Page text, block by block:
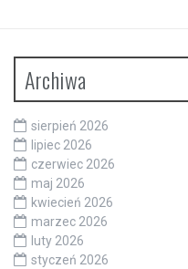
Archiwa
sierpień 2026
lipiec 2026
czerwiec 2026
maj 2026
kwiecień 2026
marzec 2026
luty 2026
styczeń 2026